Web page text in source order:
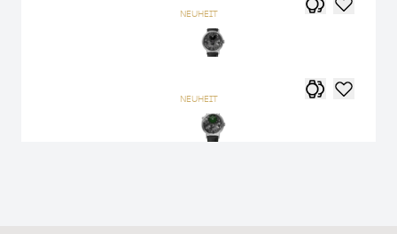
NEUHEIT
NEUHEIT